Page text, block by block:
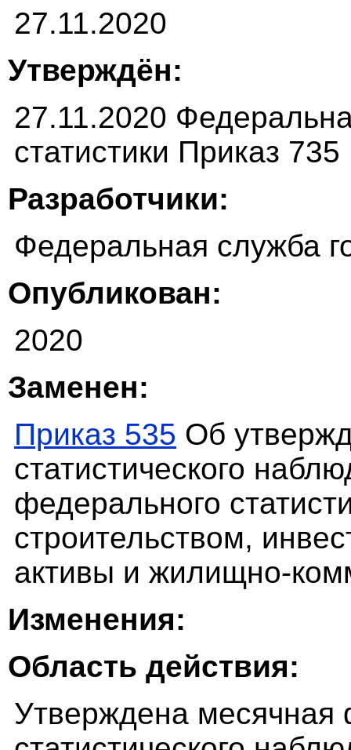
27.11.2020
Утверждён:
27.11.2020
статистики Приказ 735
Разработчики:
Федеральная служба
Опубликован:
2020
Заменен:
Приказ 535 Об
статистического
федерального
строительством,
активы и жилищно-
Изменения:
Область действия:
Утверждена